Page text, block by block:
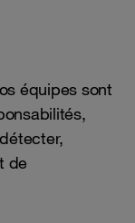
équipes sont
de